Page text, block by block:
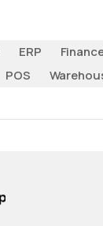
ERP
POS